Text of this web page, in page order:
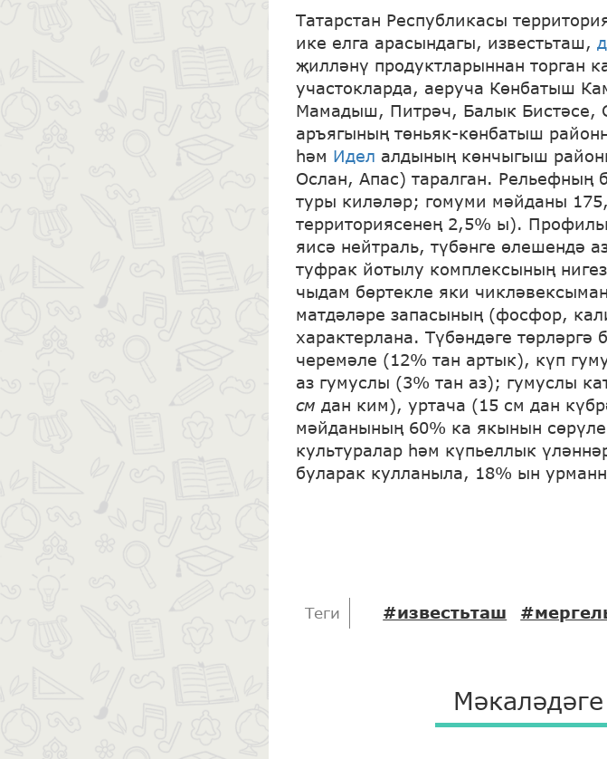
Татарстан Республикасы
ике елга арасындагы, известьташ,
җилләнү продуктларыннан торган
участокларда, аеруча Көнбатыш
Мамадыш, Питрәч, Балык Бистәсе,
аръягының төньяк-көнбатыш
һәм Идел алдының көнчыгыш
Ослан, Апас) таралган. Рельефның
туры киләләр; гомуми мәйданы
территориясенең 2,5% ы).
яисә нейтраль, түбәнге өлешендә
туфрак йотылу комплексының
чыдам бөртекле яки
матдәләре запасының (фосфор,
характерлана. Түбәндәге төрләргә
черемәле (12% тан артык), күп
аз гумуслы (3% тан аз); гумуслы
см дан ким), уртача (15 см дан
мәйданының 60% ка якынын
культуралар һәм күпьеллык
буларак кулланыла, 18% ын
Теги #известьташ